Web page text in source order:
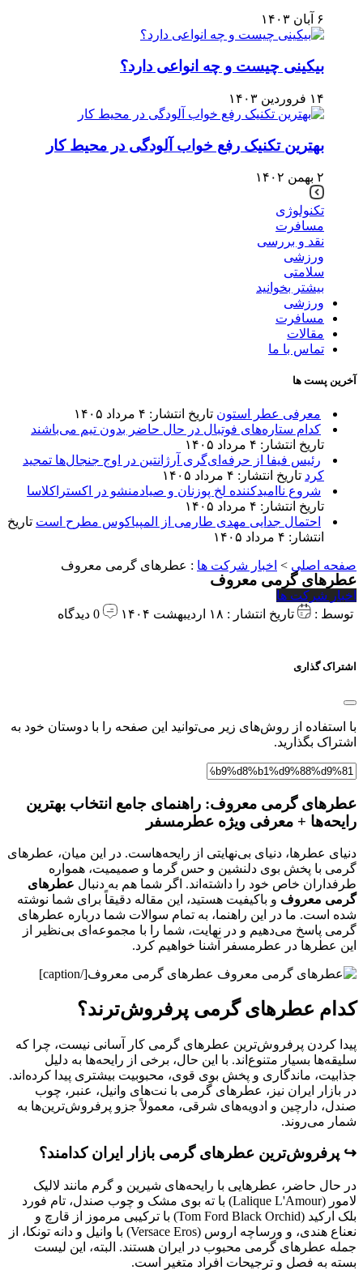
۶ آبان ۱۴۰۳
بیکینی چیست و چه انواعی دارد؟
۱۴ فروردین ۱۴۰۳
بهترین تکنیک رفع خواب آلودگی در محیط کار
۲ بهمن ۱۴۰۲
تکنولوژی
مسافرت
نقد و بررسی
ورزشی
سلامتی
بیشتر بخوانید
ورزشی
مسافرت
مقالات
تماس با ما
آخرین پست ها
معرفی عطر استون تاریخ انتشار: ۴ مرداد ۱۴۰۵
کدام ستاره‌های فوتبال در حال حاضر بدون تیم می‌باشند
تاریخ انتشار: ۴ مرداد ۱۴۰۵
رئیس فیفا از حرفه‌ای‌گری آرژانتین در اوج جنجال‌ها تمجید
کرد تاریخ انتشار: ۴ مرداد ۱۴۰۵
شروع ناامیدکننده لخ پوزنان و صیادمنشو در اکستراکلاسا
تاریخ انتشار: ۴ مرداد ۱۴۰۵
احتمال جدایی مهدی طارمی از المپیاکوس مطرح است تاریخ
انتشار: ۴ مرداد ۱۴۰۵
صفحه اصلی > اخبار شرکت ها : عطرهای گرمی معروف
عطرهای گرمی معروف
اخبار شرکت ها
توسط :
تاریخ انتشار : ۱۸ اردیبهشت ۱۴۰۴
اشتراک گذاری
با استفاده از روش‌های زیر می‌توانید این صفحه را با دوستان خود به
اشتراک بگذارید.
عطرهای گرمی معروف: راهنمای جامع انتخاب بهترین
رایحه‌ها + معرفی ویژه عطرمسفر
دنیای عطرها، دنیای بی‌نهایتی از رایحه‌هاست. در این میان، عطرهای
گرمی با پخش بوی دلنشین و حس گرما و صمیمیت، همواره
طرفداران خاص خود را داشته‌اند. اگر شما هم به دنبال عطرهای
گرمی معروف و باکیفیت هستید، این مقاله دقیقاً برای شما نوشته
شده است. ما در این راهنما، به تمام سوالات شما درباره عطرهای
گرمی پاسخ می‌دهیم و در نهایت، شما را با مجموعه‌ای بی‌نظیر از
این عطرها در عطرمسفر آشنا خواهیم کرد.
عطرهای گرمی معروف[/caption]
کدام عطرهای گرمی پرفروش‌ترند؟
پیدا کردن پرفروش‌ترین عطرهای گرمی کار آسانی نیست، چرا که
سلیقه‌ها بسیار متنوع‌اند. با این حال، برخی از رایحه‌ها به دلیل
جذابیت، ماندگاری و پخش بوی قوی، محبوبیت بیشتری پیدا کرده‌اند.
در بازار ایران نیز، عطرهای گرمی با نت‌های وانیل، عنبر، چوب
صندل، دارچین و ادویه‌های شرقی، معمولاً جزو پرفروش‌ترین‌ها به
شمار می‌روند.
↪️ پرفروش‌ترین عطرهای گرمی بازار ایران کدامند؟
در حال حاضر، عطرهایی با رایحه‌های شیرین و گرم مانند لالیک
لامور (Lalique L'Amour) با ته بوی مشک و چوب صندل، تام فورد
بلک ارکید (Tom Ford Black Orchid) با ترکیبی مرموز از قارچ و
نعناع هندی، و ورساچه اروس (Versace Eros) با وانیل و دانه تونکا، از
جمله عطرهای گرمی محبوب در ایران هستند. البته، این لیست
بسته به فصل و ترجیحات افراد متغیر است.